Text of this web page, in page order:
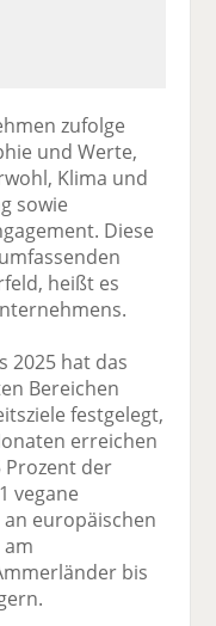
zufolge
und Werte,
Klima und
sowie
Diese
heißt es
2025 hat das
Bereichen
festgelegt,
erreichen
Prozent der
vegane
europäischen
bis